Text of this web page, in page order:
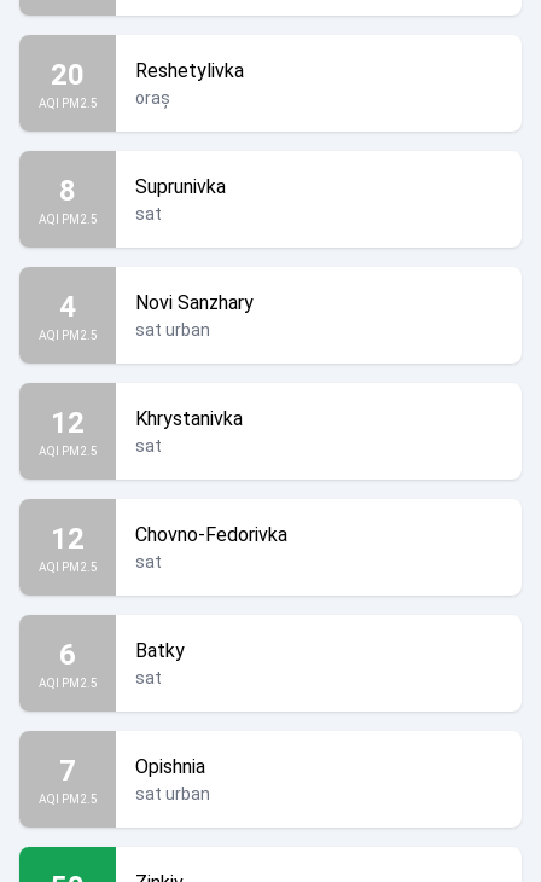
20
AQI PM2.5
Reshetylivka
oraș
8
AQI PM2.5
Suprunivka
sat
4
AQI PM2.5
Novi Sanzhary
sat urban
12
AQI PM2.5
Khrystanivka
sat
12
AQI PM2.5
Chovno-Fedorivka
sat
6
AQI PM2.5
Batky
sat
7
AQI PM2.5
Opishnia
sat urban